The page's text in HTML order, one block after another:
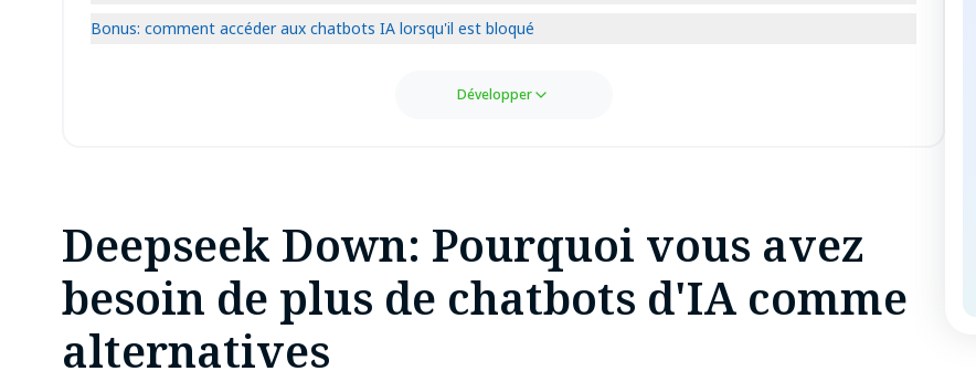
Bonus: comment accéder aux chatbots IA lorsqu'il est bloqué
Développer
Deepseek Down: Pourquoi vous avez
besoin de plus de chatbots d'IA comme
alternatives